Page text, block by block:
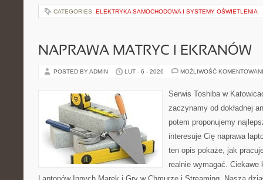
CATEGORIES: ELEKTRYKA SAMOCHODOWA I SYSTEMY OŚWIETLENIA
NAPRAWA MATRYC I EKRANÓW
POSTED BY ADMIN LUT - 6 - 2026 MOŻLIWOŚĆ
Serwis Toshiba w
zaczynamy od dokładnej
potem proponujemy
interesuje Cię naprawa
ten opis pokaże, jak
realnie wymagać. Ciekawe